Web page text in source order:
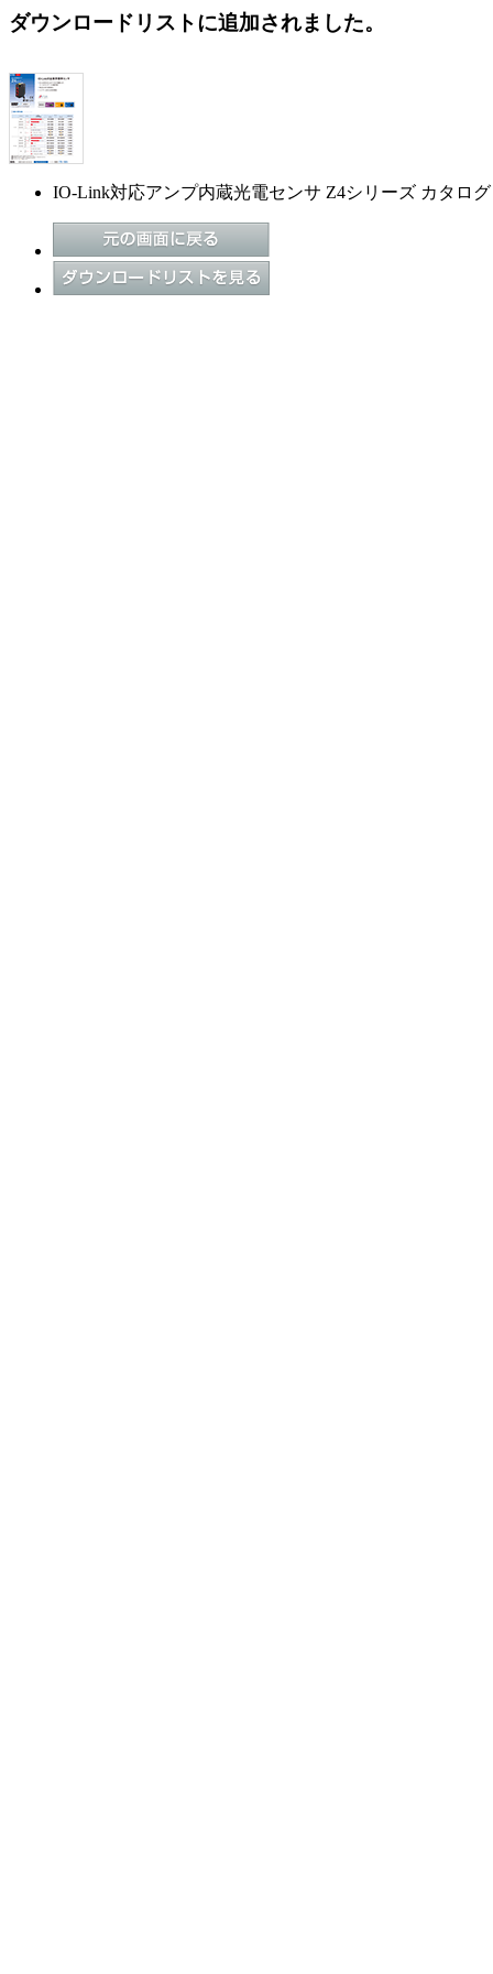
ダウンロードリストに追加されました。
IO-Link対応アンプ内蔵光電センサ Z4シリーズ カタログ